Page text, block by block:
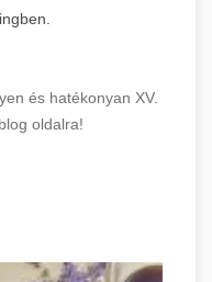
és hatékonyan XV.
oldalra!